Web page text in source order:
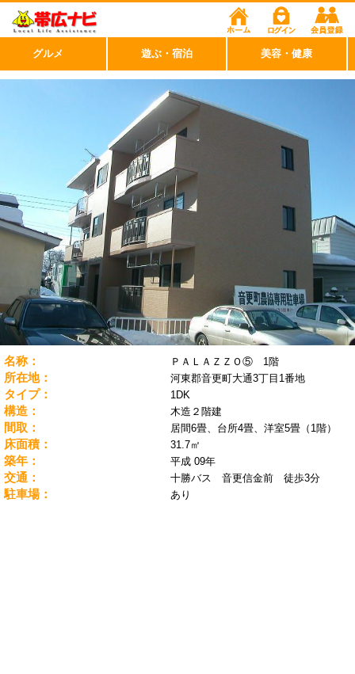
名称： ＰＡＬＡＺＺＯ⑤ 1階
所在地： 河東郡音更町大通3丁目1番地
タイプ： 1DK
構造： 木造２階建
間取： 居間6畳、台所4畳、洋室5畳（1階）
床面積： 31.7㎡
築年： 平成 09年
交通： 十勝バス 音更信金前 徒歩3分
駐車場： あり
グルメ 遊ぶ・宿泊 美容・健康